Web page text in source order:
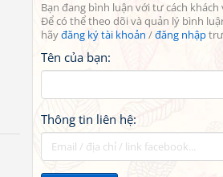
Bạn đang bình luận với tư cách khách
Để có thể theo dõi và quản lý bình
hãyđăng ký tài khoản /đăng nhập
Tên của bạn:
Thông tin liên hệ: